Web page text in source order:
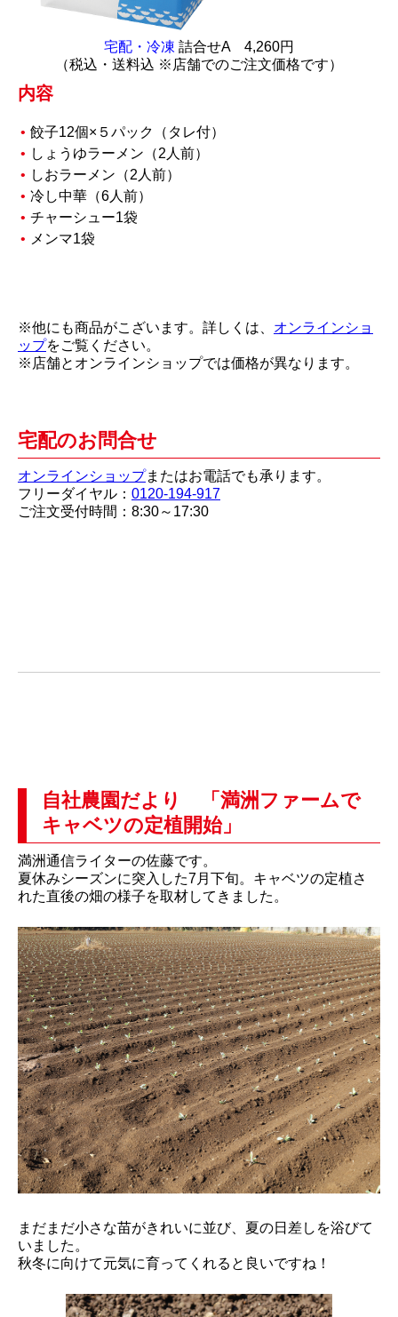
宅配・冷凍 詰合せA 4,260円
（税込・送料込 ※店舗でのご注文価格です）
内容
餃子12個×５パック（タレ付）
しょうゆラーメン（2人前）
しおラーメン（2人前）
冷し中華（6人前）
チャーシュー1袋
メンマ1袋
※他にも商品がこざいます。詳しくは、 オンラインショ
ップをご覧ください。
※店舗とオンラインショップでは価格が異なります。
宅配のお問合せ
オンラインショップまたはお電話でも承ります。
フリーダイヤル： 0120-194-917
ご注文受付時間：8:30～17:30
自社農園だより 「満洲ファームで
キャベツの定植開始」
満洲通信ライターの佐藤です。
夏休みシーズンに突入した7月下旬。キャベツの定植さ
れた直後の畑の様子を取材してきました。
まだまだ小さな苗がきれいに並び、夏の日差しを浴びて
いました。
秋冬に向けて元気に育ってくれると良いですね！